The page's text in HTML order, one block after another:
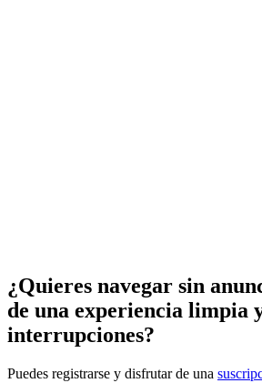
¿Quieres navegar sin
de una experiencia limpia
interrupciones?
Puedes registrarse y disfrutar de una